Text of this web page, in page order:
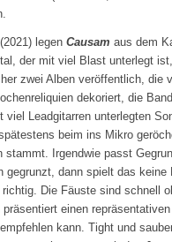
legenCausam aus dem
der mit viel Blast unterlegt
zwei Alben veröffentlich, die
dekoriert, die
Leadgitarren unterlegten
beim ins Mikro
Irgendwie passt
dann spielt das keine
Die Fäuste sind schnell
einen
kann. Tight und